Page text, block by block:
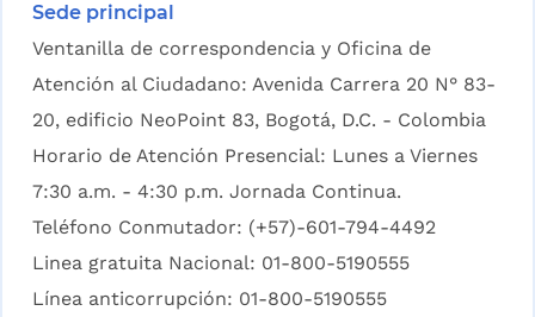
Sede principal
Ventanilla de correspondencia y Oficina de
Atención al Ciudadano: Avenida Carrera 20 N° 83-
20, edificio NeoPoint 83, Bogotá, D.C. - Colombia
Horario de Atención Presencial: Lunes a Viernes
7:30 a.m. - 4:30 p.m. Jornada Continua.
Teléfono Conmutador: (+57)-601-794-4492
Linea gratuita Nacional: 01-800-5190555
Línea anticorrupción: 01-800-5190555